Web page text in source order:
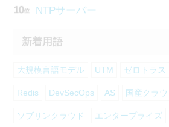
NTPサーバー
新着用語
大規模言語モデル UTM ゼロトラス
Redis DevSecOps AS 国産クラウ
ソブリンクラウド エンタープライズ